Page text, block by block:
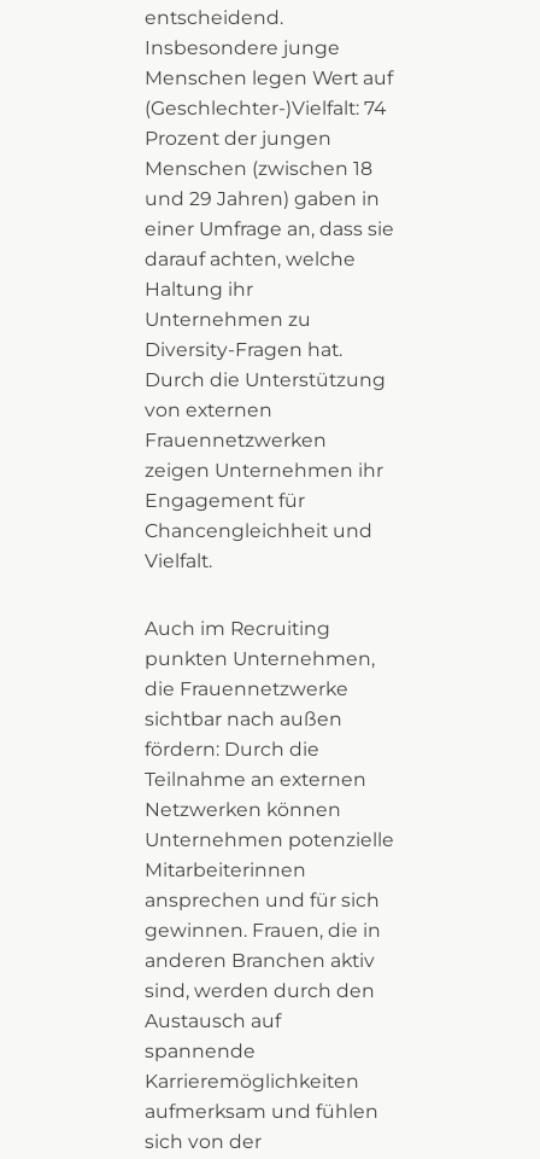
entscheidend.
Insbesondere junge
Menschen legen Wert auf
(Geschlechter-)Vielfalt: 74
Prozent der jungen
Menschen (zwischen 18
und 29 Jahren) gaben in
einer Umfrage an, dass sie
darauf achten, welche
Haltung ihr
Unternehmen zu
Diversity-Fragen hat.
Durch die Unterstützung
von externen
Frauennetzwerken
zeigen Unternehmen ihr
Engagement für
Chancengleichheit und
Vielfalt.
Auch im Recruiting
punkten Unternehmen,
die Frauennetzwerke
sichtbar nach außen
fördern: Durch die
Teilnahme an externen
Netzwerken können
Unternehmen potenzielle
Mitarbeiterinnen
ansprechen und für sich
gewinnen. Frauen, die in
anderen Branchen aktiv
sind, werden durch den
Austausch auf
spannende
Karrieremöglichkeiten
aufmerksam und fühlen
sich von der